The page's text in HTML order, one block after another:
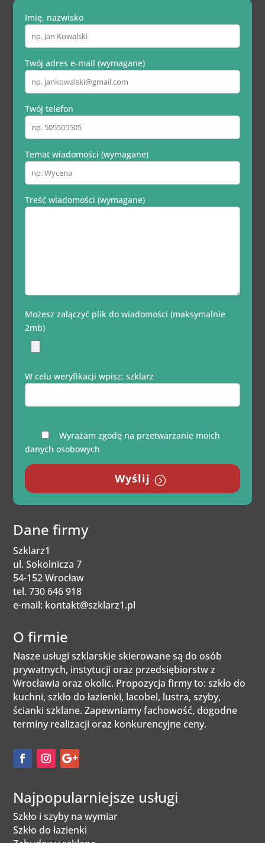
Imię, nazwisko
Twój adres e-mail (wymagane)
Twój telefon
Temat wiadomości (wymagane)
Treść wiadomości (wymagane)
Możesz załączyć plik do wiadomości (maksymalnie
2mb)
W celu weryfikacji wpisz: szklarz
Wyrażam zgodę na przetwarzanie moich
danych osobowych
Wyślij
Dane firmy
Szklarz1
ul.Sokolnicza 7
54-152 Wrocław
tel.730 646 918
e-mail: kontakt@szklarz1.pl
O firmie
Nasze usługi szklarskie skierowane są do osób
prywatnych, instytucji oraz przedsiębiorstw z
Wrocławia oraz okolic. Propozycja firmy to: szkło do
kuchni, szkło do łazienki, lacobel, lustra, szyby,
ścianki szklane. Zapewniamy fachowość, dogodne
terminy realizacji oraz konkurencyjne ceny.
Najpopularniejsze usługi
Szkło i szyby na wymiar
Szkło do łazienki